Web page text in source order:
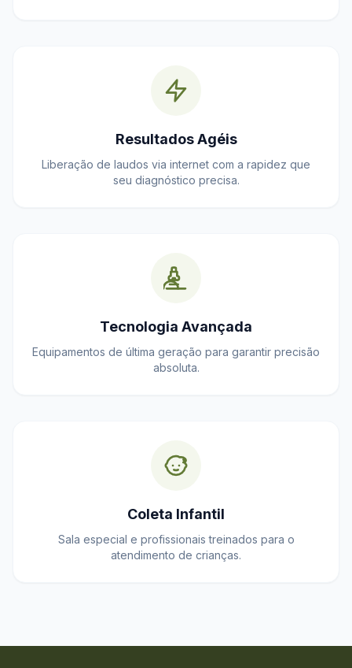
Resultados Agéis
Liberação de laudos via internet com a rapidez que
seu diagnóstico precisa.
Tecnologia Avançada
Equipamentos de última geração para garantir precisão
absoluta.
Coleta Infantil
Sala especial e profissionais treinados para o
atendimento de crianças.